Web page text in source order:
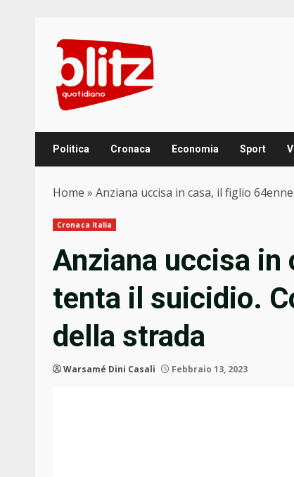
content
Politica Cronaca Economia Sport
Home » Anziana uccisa in casa, il figlio
Cronaca Italia
Anziana uccisa in
tenta il suicidio.
della strada
Warsamé Dini Casali Febbraio 13, 2023